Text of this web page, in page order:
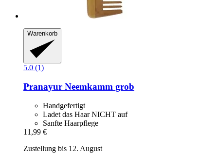
Warenkorb
5.0 (1)
Pranayur Neemkamm grob
Handgefertigt
Ladet das Haar NICHT auf
Sanfte Haarpflege
11,99 €
Zustellung bis 12. August